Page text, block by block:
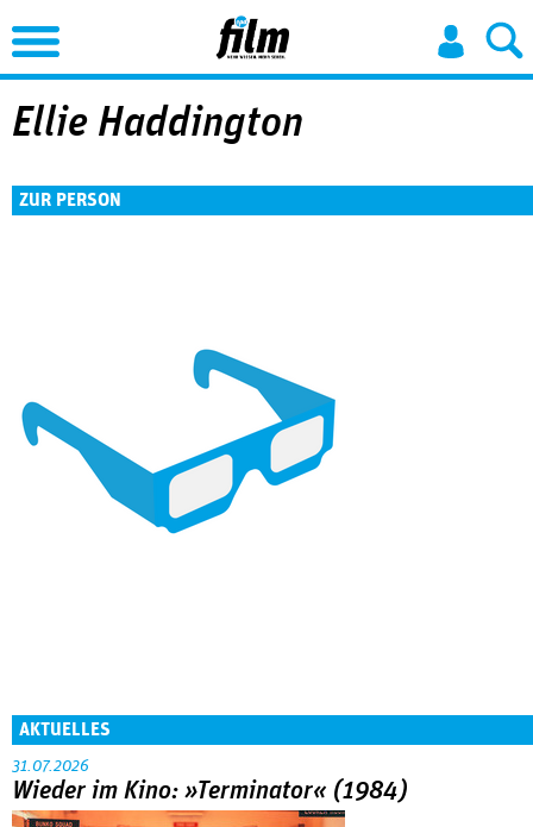
Jump to Navigation
Ellie Haddington
ZUR PERSON
AKTUELLES
31.07.2026
Wieder im Kino: »Terminator« (1984)